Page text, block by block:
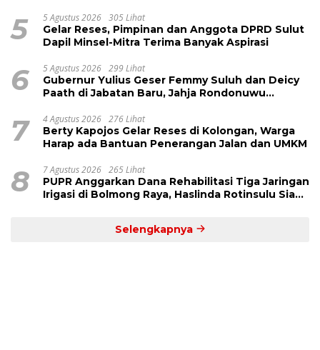
5 5 Agustus 2026 305 Lihat
Gelar Reses, Pimpinan dan Anggota DPRD Sulut
Dapil Minsel-Mitra Terima Banyak Aspirasi
6 5 Agustus 2026 299 Lihat
Gubernur Yulius Geser Femmy Suluh dan Deicy
Paath di Jabatan Baru, Jahja Rondonuwu
7 4 Agustus 2026 276 Lihat
Berty Kapojos Gelar Reses di Kolongan, Warga
Harap ada Bantuan Penerangan Jalan dan UMKM
8 7 Agustus 2026 265 Lihat
PUPR Anggarkan Dana Rehabilitasi Tiga Jaringan
Irigasi di Bolmong Raya, Haslinda Rotinsulu Siap
Selengkapnya